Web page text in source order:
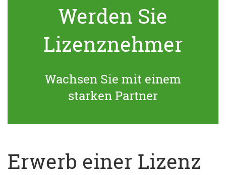
Werden Sie
Lizenznehmer
Wachsen Sie mit einem
starken Partner
Erwerb einer Lizenz